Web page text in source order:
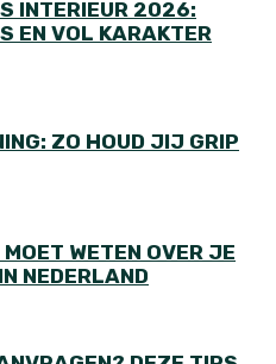
INTERIEUR 2026:
EN VOL KARAKTER
ZO HOUD JIJ GRIP
WETEN OVER JE
NEDERLAND